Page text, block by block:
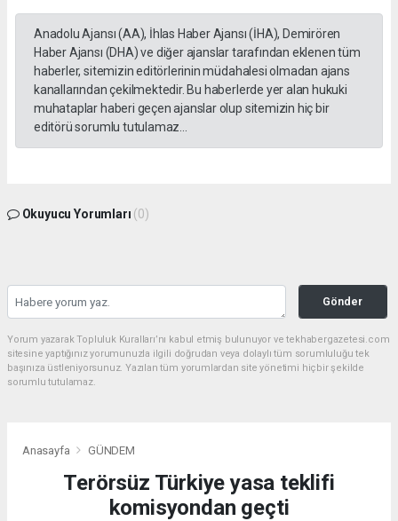
Anadolu Ajansı (AA), İhlas Haber Ajansı (İHA), Demirören
Haber Ajansı (DHA) ve diğer ajanslar tarafından eklenen tüm
haberler, sitemizin editörlerinin müdahalesi olmadan ajans
kanallarından çekilmektedir. Bu haberlerde yer alan hukuki
muhataplar haberi geçen ajanslar olup sitemizin hiç bir
editörü sorumlu tutulamaz...
Okuyucu Yorumları (0)
Gönder
Yorum yazarak Topluluk Kuralları’nı kabul etmiş bulunuyor ve tekhabergazetesi.com
sitesine yaptığınız yorumunuzla ilgili doğrudan veya dolaylı tüm sorumluluğu tek
başınıza üstleniyorsunuz. Yazılan tüm yorumlardan site yönetimi hiçbir şekilde
sorumlu tutulamaz.
Anasayfa GÜNDEM
Terörsüz Türkiye yasa teklifi
komisyondan geçti